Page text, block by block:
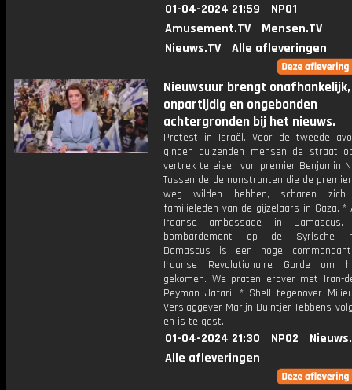
01-04-2024 21:59
NPO1
Amusement.TV
Mensen.TV
Nieuws.TV
Alle afleveringen
Nieuwsuur brengt onafhankelijk,
onpartijdig en ongebonden
achtergronden bij het nieuws.
Protest in Israël. Voor de tweede
gingen duizenden mensen de straat
vertrek te eisen van premier Benjamin
Tussen de demonstranten die de
weg wilden hebben, scharen
familieleden van de gijzelaars in Gaza. *
Iraanse ambassade in
bombardement op de Syrische
Damascus is een hoge
Iraanse Revolutionaire Garde om
gekomen. We praten erover met Iran-
Peyman Jafari. * Shell tegenover
Verslaggever Marijn Duintjer Tebbens
en is te gast.
01-04-2024 21:30 NPO2
Alle afleveringen